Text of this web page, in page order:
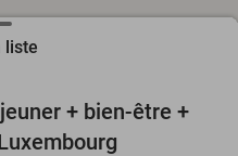
liste
24%
+ bien-être +